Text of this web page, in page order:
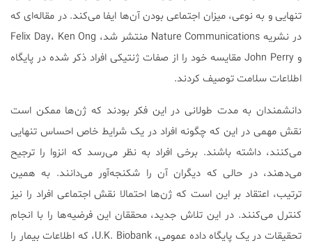
تنهایی و به نوعی، میزان اجتماعی بودن آن‌ها ایفا می‌کند.در مقاله‌ای که
در نشریه Nature Communications منتشر شد، Felix Day، Ken Ong
و John Perry مقایسه خود را از صفات ژنتیکی افراد ذکر شده در پایگاه
اطلاعات سلامت توصیف کردند.
دانشمندان به مدت طولانی در این فکر بودند که ژن‌ها ممکن است
نقش مهمی در این که چگونه افراد در یک شرایط خاص احساس تنهایی
می‌کنند، داشته باشند. برخی افراد به نظر می‌رسد که انزوا را ترجیح
می‌دهند، در حالی که دیگران آن را شکنجه‌آور می‌دانند. به همین
ترتیب، اعتقاد بر این است که ژن‌ها احتمالا نقش اجتماعی افراد را نیز
کنترل می‌کنند. در این تلاش جدید، محققان این فرضیه‌ها را با انجام
تحقیقات در یک پایگاه داده عمومی، U.K. Biobank، که اطلاعات بیمار را